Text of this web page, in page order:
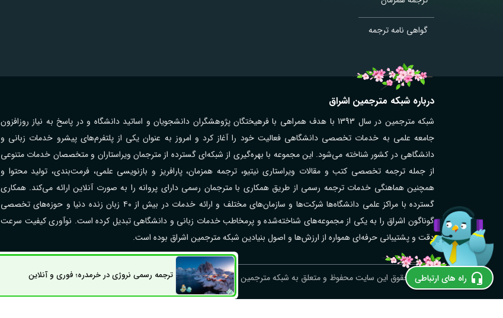
گواهی نامه ترجمه
درباره شبکه مترجمین اشراق
شبکه مترجمین در سال 1393 با هدف همراهی با فرهیختگان پژوهشگران دانشجویان و اساتید دانشگاه و در پاسخ به نیاز روزافزون
جامعه علمی به خدمات تخصصی دانشگاهی فعالیت خود را آغاز کرد و امروز به عنوان یکی از پلتفرم‌های پیشرو خدمات زبانی و
دانشگاهی در کشور شناخته می‌شود. این مجموعه با بهره‌گیری از شبکه‌ای گسترده از مترجمان ویراستاران و متخصصان خدمات متنوعی
از جمله ترجمه تخصصی کتب و مقالات ویراستاری نیتیو، ترجمه همزمان، پارافریز و بازنویسی علمی، فرمت‌بندی، تولید محتوا و
همچنین هماهنگی خدمات ترجمه رسمی از طریق همکاری با مترجمان رسمی دارای پروانه را به صورت آنلاین ارائه می‌کند. همکاری
گسترده با مراکز علمی دانشگاه‌ها شرکت‌ها و سازمان‌های مختلف و ارائه خدمات در بیش از ۴۰ زبان زنده دنیا و حوزه‌های تخصصی
گوناگون اشراق را به یکی از مجموعه‌های شناخته‌شده و پرمخاطب خدمات زبانی و دانشگاهی تبدیل کرده است. نوآوری کیفیت سرعت
دقت و پشتیبانی حرفه‌ای همواره از ارزش‌ها و اصول بنیادین شبکه مترجمین اشراق بوده است.
© کلیه حقوق این سایت محفوظ و متعلق به شبکه مترجمین اشراق می‌باشد.
ترجمه رسمی نروژی در اهر؛ فوری و آنلاین ترجمه رسمی نروژی در خرمدره؛ فوری و آنلاین راه های ارتباطی